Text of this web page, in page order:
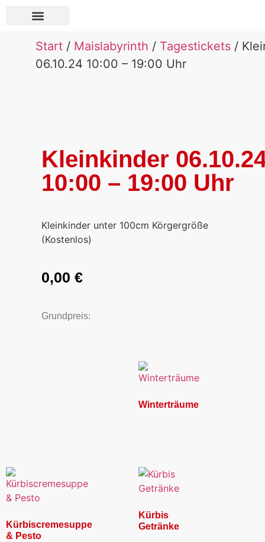
Start / Maislabyrinth / Tagestickets /
06.10.24 10:00 – 19:00 Uhr
Kleinkinder
10:00 – 19:00 Uhr
Kleinkinder unter 100cm Körgergröße
(Kostenlos)
0,00 €
Grundpreis:
Winterträume
Kürbiscremesuppe
& Pesto
Kürbis
Getränke